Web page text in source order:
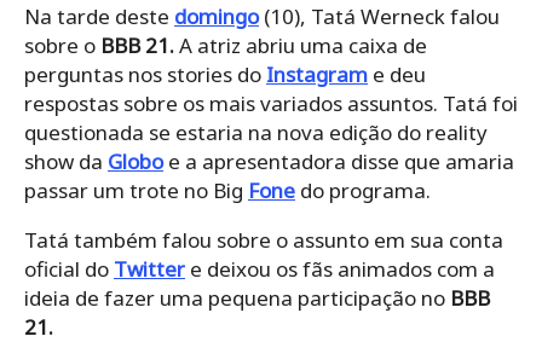
Na tarde deste domingo(10), Tatá Werneck falou
sobre o BBB 21.A atriz abriu uma caixa de
perguntas nos stories do Instagram e deu
respostas sobre os mais variados assuntos. Tatá foi
questionada se estaria na nova edição do reality
show da Globoe a apresentadora disse que amaria
passar um trote no Big Fone do programa.
Tatá também falou sobre o assunto em sua conta
oficial do Twitter e deixou os fãs animados com a
ideia de fazer uma pequena participação no BBB
21.